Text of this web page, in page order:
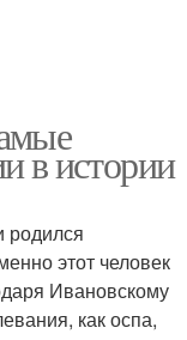
в истории
родился
этот человек
Ивановскому
как оспа,